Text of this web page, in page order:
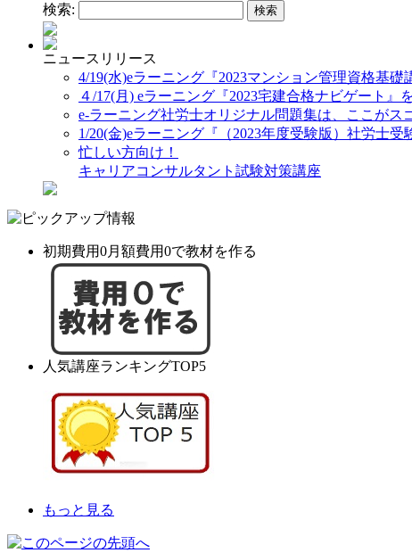
検索:
ニュースリリース
4/19(水)eラーニング『2023マンション管理資格基礎
４/17(月) eラーニング『2023宅建合格ナビゲート』
e-ラーニング社労士オリジナル問題集は、ここがス
1/20(金)eラーニング『（2023年度受験版）社労士受
忙しい方向け！
キャリアコンサルタント試験対策講座
初期費用0月額費用0で教材を作る
人気講座ランキングTOP5
もっと見る